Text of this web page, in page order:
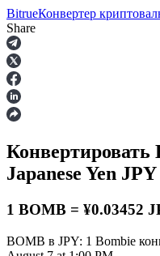
Фьючерсы
BitrueКонвертер
Share
Конвертировать
Japanese Yen JPY
1 BOMB = ¥0.03452
BOMB в JPY: 1 Bombie